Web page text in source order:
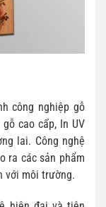
công nghiệp gỗ
cao cấp, In UV
lai. Công nghệ
ra các sản phẩm
với môi trường.